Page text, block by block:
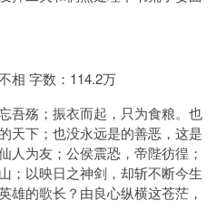
相 字数：114.2万
吾殇；振衣而起，只为食粮。也
天下；也没永远是的善恶，这是
人为友；公侯震恐，帝陛彷徨；
；以映日之神剑，却斩不断今生
雄的歌长？由良心纵横这苍茫，